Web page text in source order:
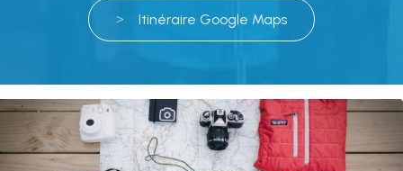
Itinéraire Google Maps